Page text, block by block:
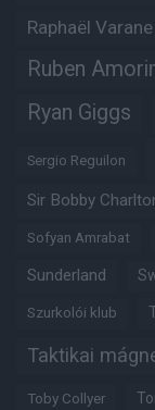
Raphaël Varane
Ruben
Ryan Giggs
Sergio Reguilon
Sir Bobby
Sofyan Amrabat
Sunderland
Szurkolói klub
Taktikai
Toby Collyer